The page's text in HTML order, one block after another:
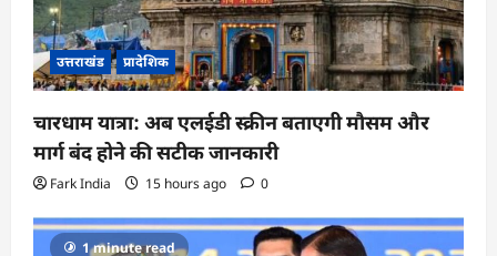
उत्तराखंड प्रादेशिक
चारधाम यात्रा: अब एलईडी स्क्रीन बताएगी मौसम और
मार्ग बंद होने की सटीक जानकारी
Fark India 15 hours ago 0
1 minute read